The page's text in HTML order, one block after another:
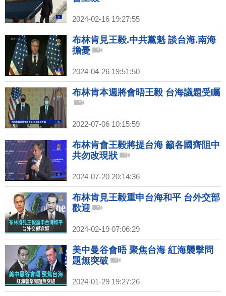
2024-02-16 19:27:55
布林肯見王毅.中共黨魁 談台海.南海
擔憂
2024-04-26 19:51:50
布林肯本週將會晤王毅 台海議題受矚
2022-07-06 10:15:59
布林肯會王毅將提台海 籲各國齊阻中
共勿改現狀
2024-07-20 20:14:36
布林肯見王毅重申台海和平 台外交部
歡迎
2024-02-19 07:06:29
美中曼谷會晤 聚焦台海 紅海襲擊問
題無突破
2024-01-29 19:27:26